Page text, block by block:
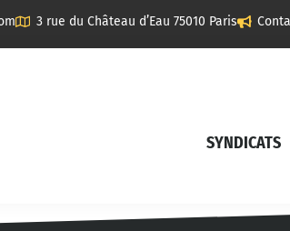
3 rue du Château d’Eau 75010 Paris
SYNDICATS